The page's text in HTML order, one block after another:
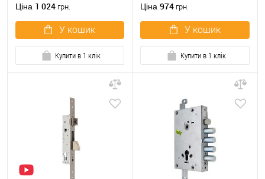
Ціна 1 024 грн.
У кошик
Купити в 1 клік
Ціна 974 грн.
У кошик
Купити в 1 клік